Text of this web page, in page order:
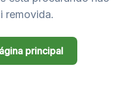
removida.
principal